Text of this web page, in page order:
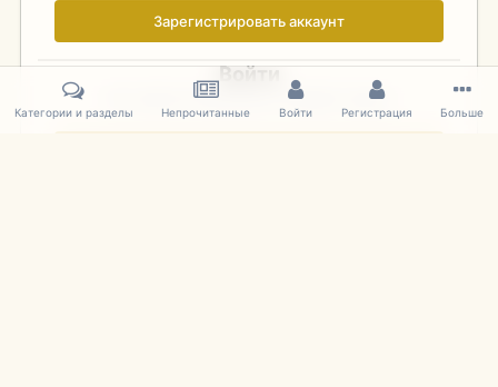
Зарегистрировать аккаунт
Войти
Уже зарегистрированы? Войдите здесь.
Категории и разделы Непрочитанные Войти Регистрация Больше